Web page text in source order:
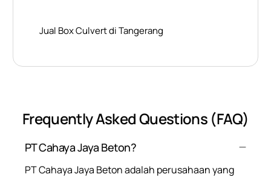
Jual Box Culvert di Tangerang
Frequently Asked Questions (FAQ)
PT Cahaya Jaya Beton?
PT Cahaya Jaya Beton adalah perusahaan yang